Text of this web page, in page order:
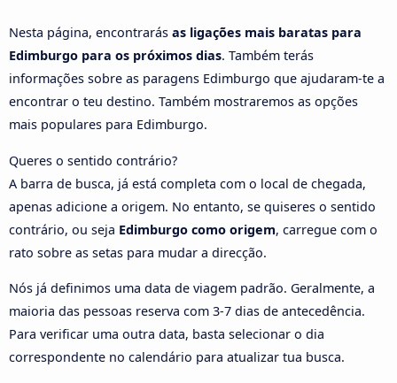
Nesta página, encontrarás as ligações mais baratas para
Edimburgo para os próximos dias. Também terás
informações sobre as paragens Edimburgo que ajudaram-te a
encontrar o teu destino. Também mostraremos as opções
mais populares para Edimburgo.
Queres o sentido contrário?
A barra de busca, já está completa com o local de chegada,
apenas adicione a origem. No entanto, se quiseres o sentido
contrário, ou seja Edimburgo como origem, carregue com o
rato sobre as setas para mudar a direcção.
Nós já definimos uma data de viagem padrão. Geralmente, a
maioria das pessoas reserva com 3-7 dias de antecedência.
Para verificar uma outra data, basta selecionar o dia
correspondente no calendário para atualizar tua busca.